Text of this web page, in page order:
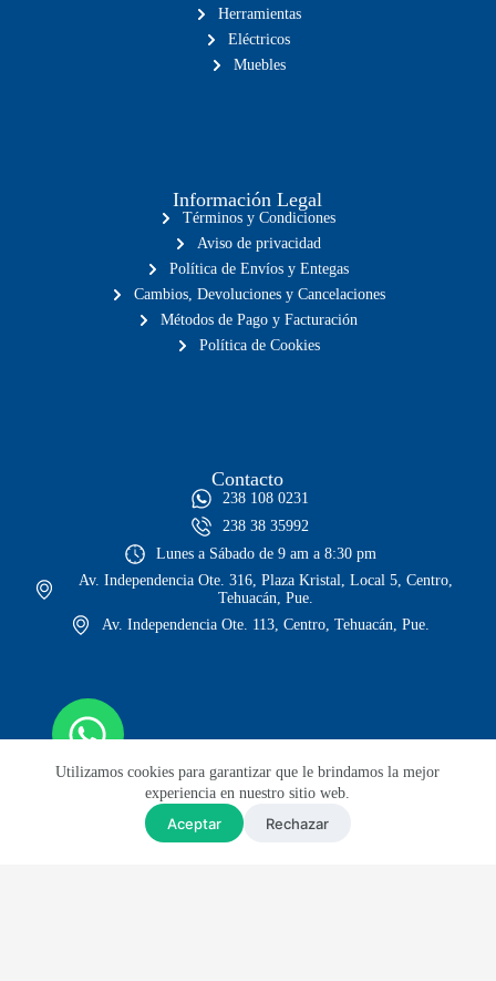
Utilizamos cookies para garantizar que le brindamos la mejor
experiencia en nuestro sitio web.
Aceptar Rechazar
Herramientas
Eléctricos
Muebles
Información Legal
Términos y Condiciones
Aviso de privacidad
Política de Envíos y Entegas
Cambios, Devoluciones y Cancelaciones
Métodos de Pago y Facturación
Política de Cookies
Contacto
238 108 0231
238 38 35992
Lunes a Sábado de 9 am a 8:30 pm
Av. Independencia Ote. 316, Plaza Kristal, Local 5, Centro,
Tehuacán, Pue.
Av. Independencia Ote. 113, Centro, Tehuacán, Pue.
© Todos los derechos reservados